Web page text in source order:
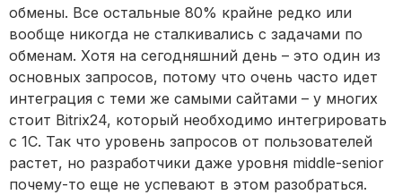
обмены. Все остальные 80% крайне редко или
вообще никогда не сталкивались с задачами по
обменам. Хотя на сегодняшний день – это один из
основных запросов, потому что очень часто идет
интеграция с теми же самыми сайтами – у многих
стоит Bitrix24, который необходимо интегрировать
с 1С. Так что уровень запросов от пользователей
растет, но разработчики даже уровня middle-senior
почему-то еще не успевают в этом разобраться.